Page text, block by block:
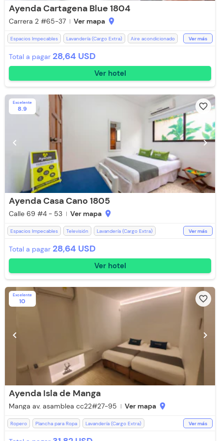
Ayenda Cartagena Blue 1804
Carrera 2 #65-37 Ver mapa location_on
Espacios Impecables Lavandería (Cargo Extra)
Aire acondicionado
Aceptan Niños Televisión
Parqueadero (Sujeto a Disponibilidad)
Silla Escritorio
Aceptan Mascotas (Cargo Extra)
Ver más
Total a pagar 28,64 USD
Ver hotel
Excelente
8.9 favorite_border
chevron_left chevron_right
Ayenda Casa Cano 1805
Calle 69 #4 - 53 Ver mapa location_on
Espacios Impecables Televisión
Lavandería (Cargo Extra)
Zona de fumadores
Aceptan Niños
Toallas
Estación de Café Aceptan Mascotas (Cargo Extra)
Ver más
Total a pagar 28,64 USD
Ver hotel
Excelente
10 favorite_border
chevron_left chevron_right
Ayenda Isla de Manga
Manga av. asamblea cc22#27-95 Ver mapa location_on
Ropero Plancha para Ropa
Lavandería (Cargo Extra)
Ver más